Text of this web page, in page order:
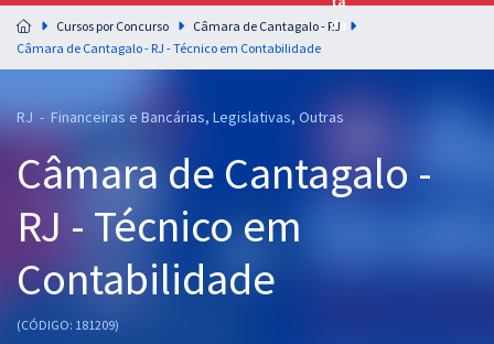
Preparação completa e intensiva para as principais
residências em saúde do Brasil
Cursos 20% OFF
Pós
Graduação
OAB
Cursos por Concurso
Câmara de Cantagalo - RJ
Câmara de Cantagalo - RJ - Técnico em Contabilidade
RJ - Financeiras e Bancárias, Legislativas, Outras
Câmara de Cantagalo -
RJ - Técnico em
Contabilidade
(CÓDIGO: 181209)